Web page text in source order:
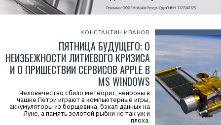
КОНСТАНТИН ИВАНОВ
ПЯТНИЦА БУДУЩЕГО: О
НЕИЗБЕЖНОСТИ ЛИТИЕВОГО КРИЗИСА
И О ПРИШЕСТВИИ СЕРВИСОВ APPLE В
MS WINDOWS
Человечество сбило метеорит, нейроны в
чашке Петри играют в компьютерные игры,
аккумуляторы из борщевика, бэкап данных на
Луне, а память золотой рыбки не так уж и
плоха.